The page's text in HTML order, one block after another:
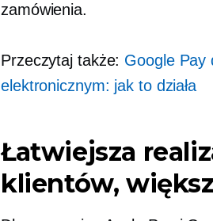
zamówienia.
Przeczytaj także: Google Pay
elektronicznym: jak to działa
Łatwiejsza
klientów,